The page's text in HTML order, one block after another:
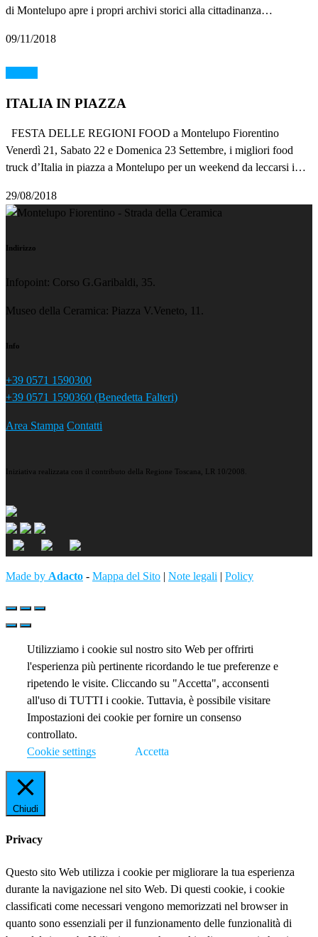
di Montelupo apre i propri archivi storici alla cittadinanza…
09/11/2018
ITALIA IN PIAZZA
FESTA DELLE REGIONI FOOD a Montelupo Fiorentino
Venerdì 21, Sabato 22 e Domenica 23 Settembre, i migliori food
truck d’Italia in piazza a Montelupo per un weekend da leccarsi i…
29/08/2018
Indirizzo
Infopoint: Corso G.Garibaldi, 35.
Museo della Ceramica: Piazza V.Veneto, 11.
Info
+39 0571 1590300
+39 0571 1590360 (Benedetta Falteri)
Area Stampa Contatti
Iniziativa realizzata con il contributo della Regione Toscana, LR 10/2008.
Made by Adacto - Mappa del Sito | Note legali | Policy
Utilizziamo i cookie sul nostro sito Web per offrirti
l'esperienza più pertinente ricordando le tue preferenze e
ripetendo le visite. Cliccando su "Accetta", acconsenti
all'uso di TUTTI i cookie. Tuttavia, è possibile visitare
Impostazioni dei cookie per fornire un consenso
controllato.
Cookie settings
Accetta
Chiudi
Privacy
Questo sito Web utilizza i cookie per migliorare la tua esperienza
durante la navigazione nel sito Web. Di questi cookie, i cookie
classificati come necessari vengono memorizzati nel browser in
quanto sono essenziali per il funzionamento delle funzionalità di